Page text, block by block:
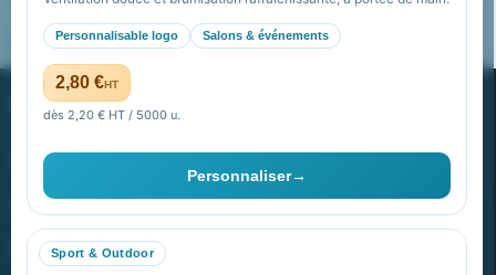
Personnalisable logo Salons & événements
2,80 €HT
dès 2,20 € HT / 5000 u.
Personnaliser→
Sport & Outdoor
Pourquoi ça a marché à 100% pour moi ?
PROMENOCH GOODIES
Goodies Pubfrance est édité par Promenoch
40 rue Madeleine Michelis
92 200 Neuilly